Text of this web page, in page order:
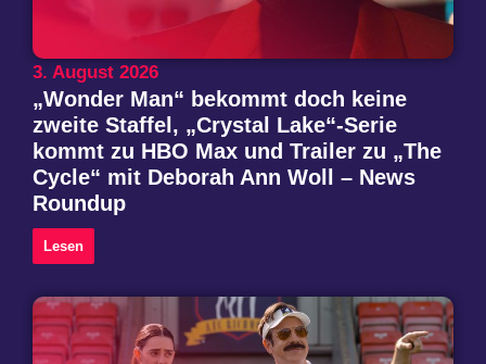
3. August 2026
„Wonder Man“ bekommt doch keine
zweite Staffel, „Crystal Lake“-Serie
kommt zu HBO Max und Trailer zu „The
Cycle“ mit Deborah Ann Woll – News
Roundup
Lesen